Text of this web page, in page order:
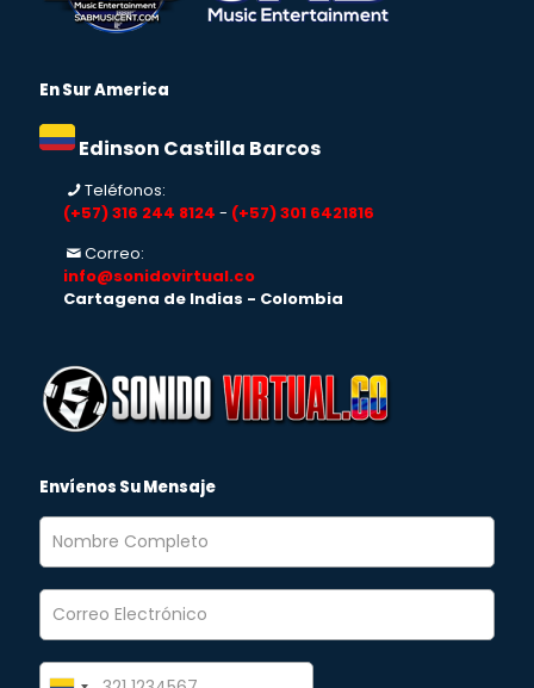
En Sur America
Edinson Castilla Barcos
Teléfonos:
(+57) 316 244 8124 - (+57) 301 6421816
Correo:
info@sonidovirtual.co
Cartagena de Indias - Colombia
Envíenos Su Mensaje